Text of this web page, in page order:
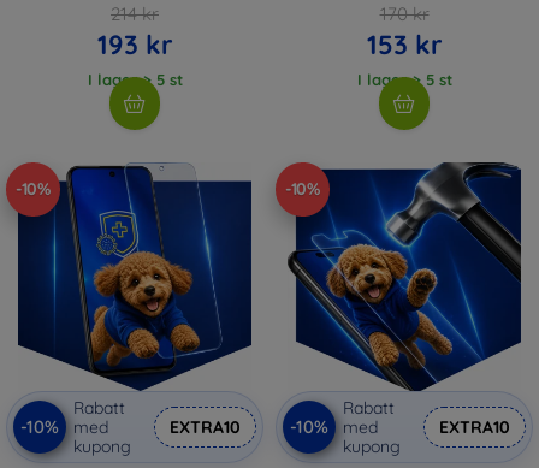
214 kr
193 kr
I lager > 5 st
170 kr
153 kr
I lager > 5 st
-10%
-10%
Rabatt
med
kupong
EXTRA10
-10%
-10%
Rabatt
med
kupong
EXTRA10